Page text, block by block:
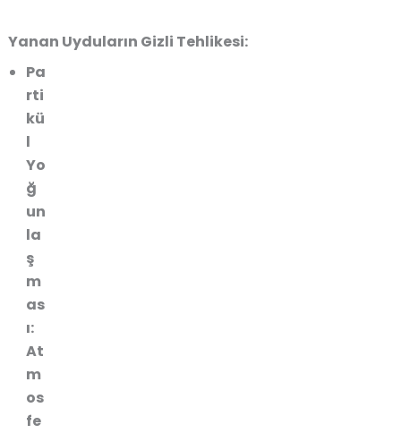
Yanan Uyduların Gizli Tehlikesi:
Pa
rti
kü
l
Yo
ğ
un
la
ş
m
as
ı:
At
m
os
fe